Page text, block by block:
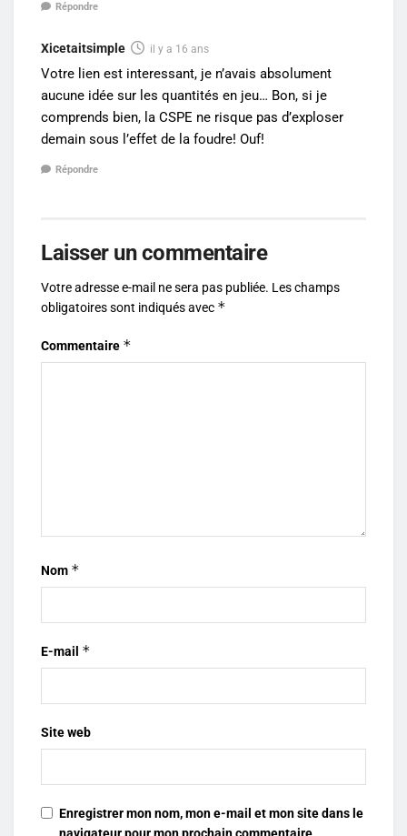
Répondre
Xicetaitsimple il y a 16 ans
Votre lien est interessant, je n’avais absolument
aucune idée sur les quantités en jeu… Bon, si je
comprends bien, la CSPE ne risque pas d’exploser
demain sous l’effet de la foudre! Ouf!
Répondre
Laisser un commentaire
Votre adresse e-mail ne sera pas publiée. Les champs
obligatoires sont indiqués avec *
Commentaire *
Nom *
E-mail *
Site web
Enregistrer mon nom, mon e-mail et mon site dans le
navigateur pour mon prochain commentaire.